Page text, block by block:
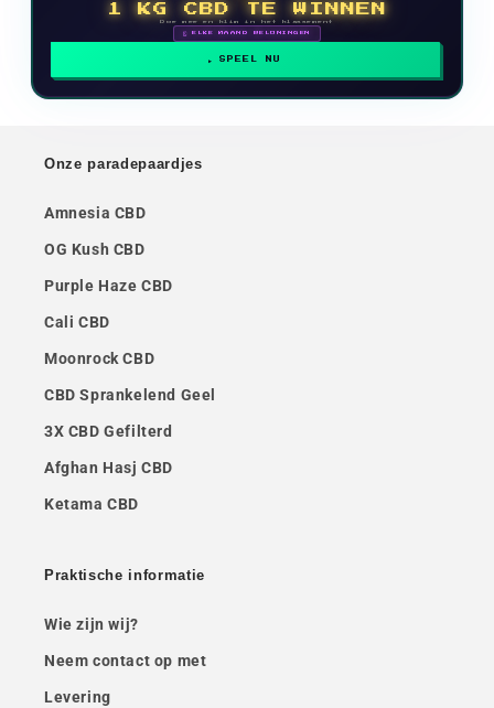
1 KG CBD TE WINNEN
Doe mee en klim in het klassement
🗓 ELKE MAAND BELONINGEN
SPEEL NU
Onze paradepaardjes
Amnesia CBD
OG Kush CBD
Purple Haze CBD
Cali CBD
Moonrock CBD
CBD Sprankelend Geel
3X CBD Gefilterd
Afghan Hasj CBD
Ketama CBD
Praktische informatie
Wie zijn wij?
Neem contact op met
Levering